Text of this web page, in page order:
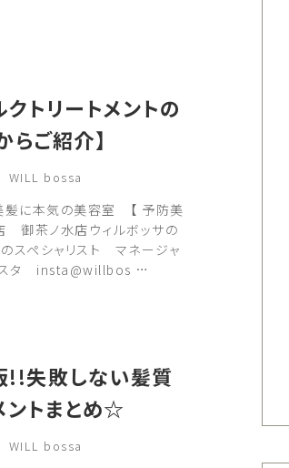
トリートメントの
ご紹介】
WILL bossa
髪に本気の美容室 【 予防美
御茶ノ水店ウィルボッサの
スペシャリスト マネージャ
スタ insta@willbos …
失敗しない髪質
ントまとめ☆
WILL bossa